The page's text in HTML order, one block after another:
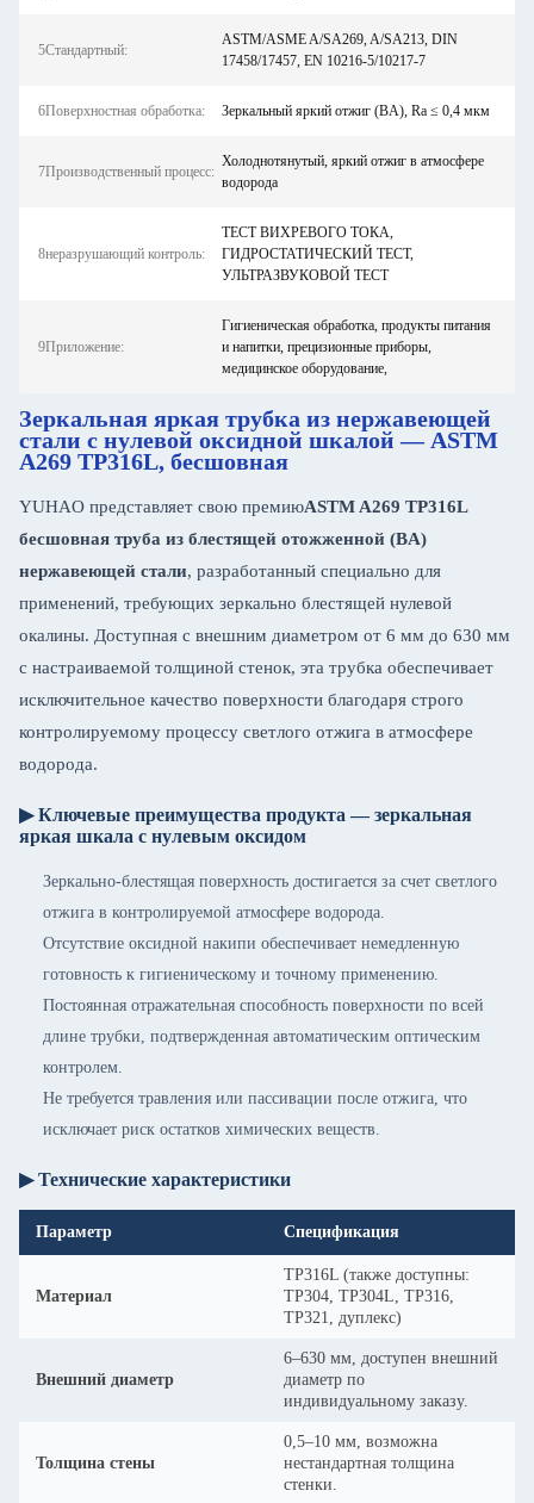
5Стандартный:
ASTM/ASME A/SA269, A/SA213, DIN
17458/17457, EN 10216-5/10217-7
6Поверхностная обработка: Зеркальный яркий отжиг (BA), Ra ≤ 0,4 мкм
7Производственный процесс:
Холоднотянутый, яркий отжиг в атмосфере
водорода
8неразрушающий контроль:
ТЕСТ ВИХРЕВОГО ТОКА,
ГИДРОСТАТИЧЕСКИЙ ТЕСТ,
УЛЬТРАЗВУКОВОЙ ТЕСТ
9Приложение:
Гигиеническая обработка, продукты питания
и напитки, прецизионные приборы,
медицинское оборудование,
Зеркальная яркая трубка из нержавеющей
стали с нулевой оксидной шкалой — ASTM
A269 TP316L, бесшовная
YUHAO представляет свою премиюASTM A269 TP316L
бесшовная труба из блестящей отожженной (BA)
нержавеющей стали, разработанный специально для
применений, требующих зеркально блестящей нулевой
окалины. Доступная с внешним диаметром от 6 мм до 630 мм
с настраиваемой толщиной стенок, эта трубка обеспечивает
исключительное качество поверхности благодаря строго
контролируемому процессу светлого отжига в атмосфере
водорода.
▶ Ключевые преимущества продукта — зеркальная
яркая шкала с нулевым оксидом
Зеркально-блестящая поверхность достигается за счет светлого
отжига в контролируемой атмосфере водорода.
Отсутствие оксидной накипи обеспечивает немедленную
готовность к гигиеническому и точному применению.
Постоянная отражательная способность поверхности по всей
длине трубки, подтвержденная автоматическим оптическим
контролем.
Не требуется травления или пассивации после отжига, что
исключает риск остатков химических веществ.
▶ Технические характеристики
Параметр Спецификация
Материал
TP316L (также доступны:
TP304, TP304L, TP316,
TP321, дуплекс)
Внешний диаметр
6–630 мм, доступен внешний
диаметр по
индивидуальному заказу.
Толщина стены
0,5–10 мм, возможна
нестандартная толщина
стенки.